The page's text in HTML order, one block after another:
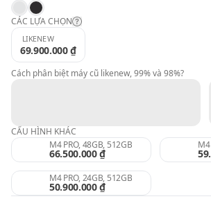
SilverSpace Black
CÁC LỰA CHỌN
Likenew:
98%:
LIKENEW
69.900.000 ₫
Cách phân biệt máy cũ likenew, 99% và 98%?
CẤU HÌNH KHÁC
M4 PRO, 48GB, 512GB
66.500.000 ₫
M4
M4 PRO, 24GB, 512GB
50.900.000 ₫